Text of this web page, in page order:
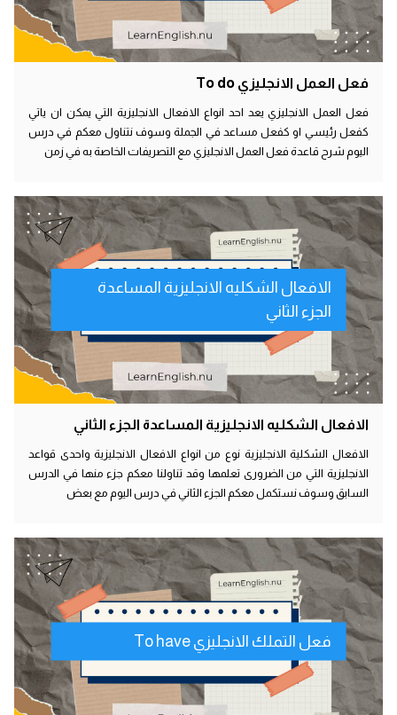
فعل العمل الانجليزي To do
فعل العمل الانجليزي يعد احد انواع الافعال الانجليزية التي يمكن ان ياتي
كفعل رئيسي او كفعل مساعد في الجملة وسوف نتناول معكم في درس
اليوم شرح قاعدة فعل العمل الانجليزي مع التصريفات الخاصة به في زمن
الافعال الشكليه الانجليزية المساعدة
الجزء الثاني
الافعال الشكليه الانجليزية المساعدة الجزء الثاني
الافعال الشكلية الانجليزية نوع من انواع الافعال الانجليزية واحدى قواعد
الانجليزية التي من الضرورى تعلمها وقد تناولنا معكم جزء منها في الدرس
السابق وسوف نستكمل معكم الجزء الثاني في درس اليوم مع بعض
فعل التملك الانجليزي To have